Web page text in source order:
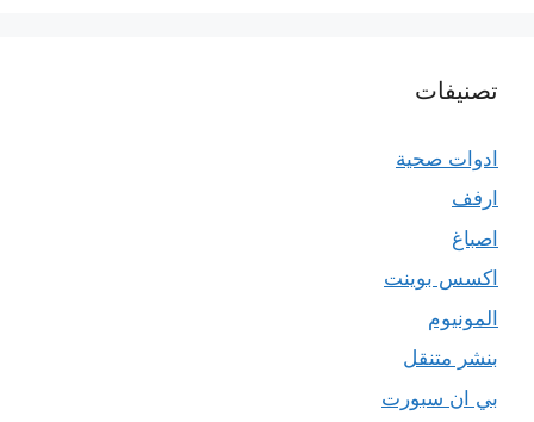
تصنيفات
ادوات صحية
ارفف
اصباغ
اكسس بوينت
المونيوم
بنشر متنقل
بي ان سبورت